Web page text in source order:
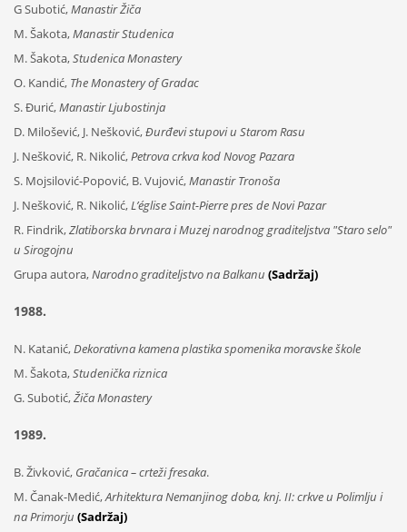
G Subotić,Manastir Žiča
M. Šakota,Manastir Studenica
M. Šakota,Studenica Monastery
O. Kandić, The Monastery of Gradac
S. Đurić,Manastir Ljubostinja
D. Milošević, J. Nešković,Đurđevi stupovi u Starom Rasu
J. Nešković, R. Nikolić,Petrova crkva kod Novog Pazara
S. Mojsilović-Popović, B. Vujović,Manastir Tronoša
J. Nešković, R. Nikolić,L’église Saint-Pierre pres de Novi Pazar
R. Findrik,Zlatiborska brvnara i Muzej narodnog graditeljstva "Staro selo"
u Sirogojnu
Grupa autora,Narodno graditeljstvo na Balkanu (Sadržaj)
1988.
N. Katanić,Dekorativna kamena plastika spomenika moravske škole
M. Šakota,Studenička riznica
G. Subotić,Žiča Monastery
1989.
B. Živković, Gračanica – crteži fresaka.
M. Čanak-Medić,Arhitektura Nemanjinog doba, knj. II: crkve u Polimlju i
na Primorju (Sadržaj)